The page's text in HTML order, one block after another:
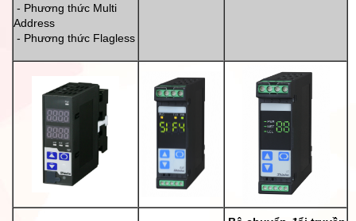
- Phương thức Multi
Address
- Phương thức Flagless